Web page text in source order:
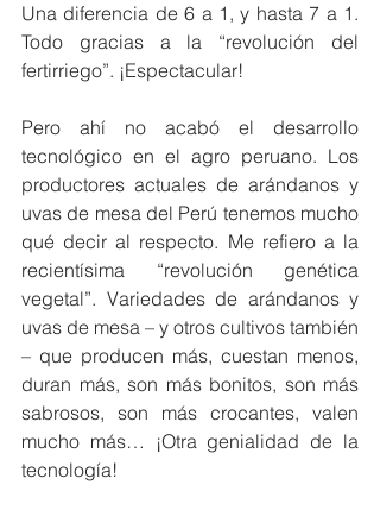
Una diferencia de 6 a 1, y hasta 7 a 1.
Todo gracias a la “revolución del
fertirriego”. ¡Espectacular!
Pero ahí no acabó el desarrollo
tecnológico en el agro peruano. Los
productores actuales de arándanos y
uvas de mesa del Perú tenemos mucho
qué decir al respecto. Me refiero a la
recientísima “revolución genética
vegetal”. Variedades de arándanos y
uvas de mesa – y otros cultivos también
– que producen más, cuestan menos,
duran más, son más bonitos, son más
sabrosos, son más crocantes, valen
mucho más… ¡Otra genialidad de la
tecnología!